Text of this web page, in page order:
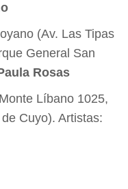
(Av. Las Tipas
General San
Rosas
Líbano 1025,
Cuyo). Artistas: